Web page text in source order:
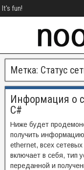
It's fun!
Метка: Статус
Информация о
C#
Ниже будет
получить
ethernet, всех
включает в себя, тип
переданной и